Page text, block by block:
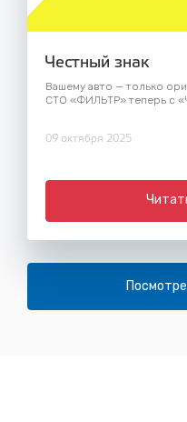
Честный знак
Вашему авто — только
СТО «ФИЛЬТР» теперь с
09 октября 2025